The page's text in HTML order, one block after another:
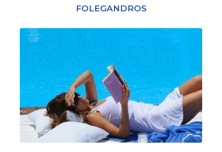
FOLEGANDROS